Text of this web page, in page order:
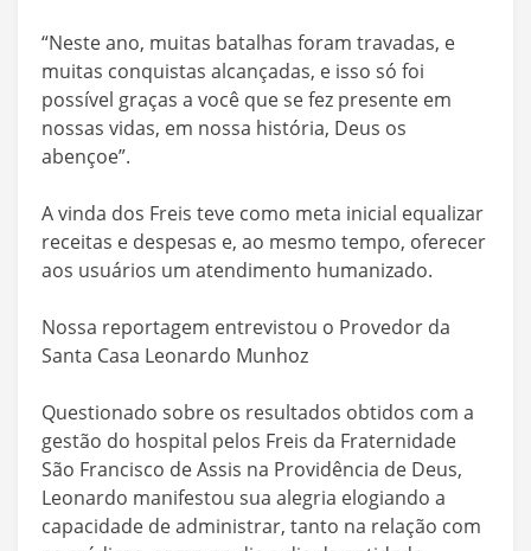
“Neste ano, muitas batalhas foram travadas, e
muitas conquistas alcançadas, e isso só foi
possível graças a você que se fez presente em
nossas vidas, em nossa história, Deus os
abençoe”.
A vinda dos Freis teve como meta inicial equalizar
receitas e despesas e, ao mesmo tempo, oferecer
aos usuários um atendimento humanizado.
Nossa reportagem entrevistou o Provedor da
Santa Casa Leonardo Munhoz
Questionado sobre os resultados obtidos com a
gestão do hospital pelos Freis da Fraternidade
São Francisco de Assis na Providência de Deus,
Leonardo manifestou sua alegria elogiando a
capacidade de administrar, tanto na relação com